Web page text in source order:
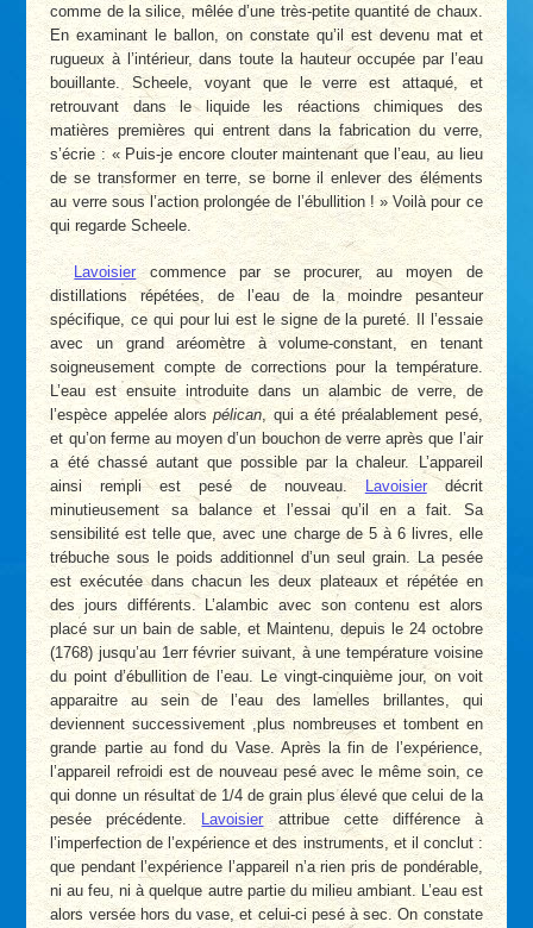
comme de la silice, mêlée d’une très-petite quantité de chaux.
En examinant le ballon, on constate qu’il est devenu mat et
rugueux à l’intérieur, dans toute la hauteur occupée par l’eau
bouillante. Scheele, voyant que le verre est attaqué, et
retrouvant dans le liquide les réactions chimiques des
matières premières qui entrent dans la fabrication du verre,
s’écrie : « Puis-je encore clouter maintenant que l’eau, au lieu
de se transformer en terre, se borne il enlever des éléments
au verre sous l’action prolongée de l’ébullition ! » Voilà pour ce
qui regarde Scheele.
Lavoisier commence par se procurer, au moyen de
distillations répétées, de l’eau de la moindre pesanteur
spécifique, ce qui pour lui est le signe de la pureté. Il l’essaie
avec un grand aréomètre à volume-constant, en tenant
soigneusement compte de corrections pour la température.
L’eau est ensuite introduite dans un alambic de verre, de
l’espèce appelée alorspélican, qui a été préalablement pesé,
et qu’on ferme au moyen d’un bouchon de verre après que l’air
a été chassé autant que possible par la chaleur. L’appareil
ainsi rempli est pesé de nouveau.Lavoisierdécrit
minutieusement sa balance et l’essai qu’il en a fait. Sa
sensibilité est telle que, avec une charge de 5 à 6 livres, elle
trébuche sous le poids additionnel d’un seul grain. La pesée
est exécutée dans chacun les deux plateaux et répétée en
des jours différents. L’alambic avec son contenu est alors
placé sur un bain de sable, et Maintenu, depuis le 24 octobre
(1768) jusqu’au 1err février suivant, à une température voisine
du point d’ébullition de l’eau. Le vingt-cinquième jour, on voit
apparaitre au sein de l’eau des lamelles brillantes, qui
deviennent successivement ,plus nombreuses et tombent en
grande partie au fond du Vase. Après la fin de l’expérience,
l’appareil refroidi est de nouveau pesé avec le même soin, ce
qui donne un résultat de 1/4 de grain plus élevé que celui de la
pesée précédente.Lavoisierattribue cette différence à
l’imperfection de l’expérience et des instruments, et il conclut :
que pendant l’expérience l’appareil n’a rien pris de pondérable,
ni au feu, ni à quelque autre partie du milieu ambiant. L’eau est
alors versée hors du vase, et celui-ci pesé à sec. On constate